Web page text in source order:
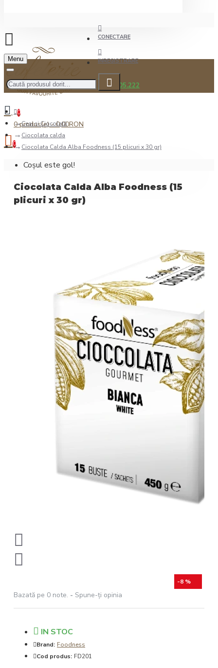
CONECTARE
INREGISTRARE
0722.505.222
Menu
0
0 produs(e) - 0,00RON
0
Coșul este gol!
Ceai şi Ciocolată
Ciocolata calda
Ciocolata Calda Alba Foodness (15 plicuri x 30 gr)
Ciocolata Calda Alba Foodness (15
plicuri x 30 gr)
-8 %
Bazată pe 0 note. - Spune-ţi opinia
IN STOC
Brand: Foodness
Cod produs: FD201